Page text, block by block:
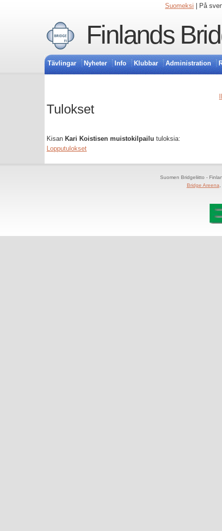
Suomeksi | På
Finlands
Tävlingar Nyheter Info Klubbar Administration
Tulokset
Kisan Kari Koistisen muistokilpailu tuloksia:
Lopputulokset
Suomen Bridgeliitto -
Bridge Areena